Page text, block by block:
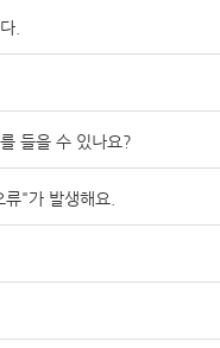
.
들을 수 있나요?
"가 발생해요.